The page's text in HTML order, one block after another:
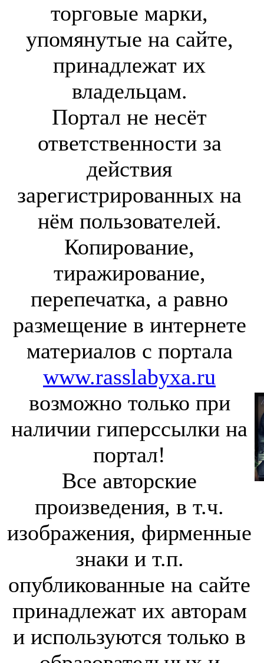
торговые марки,
упомянутые на сайте,
принадлежат их
владельцам.
Портал не несёт
ответственности за
действия
зарегистрированных на
нём пользователей.
Копирование,
тиражирование,
перепечатка, а равно
размещение в интернете
материалов с портала
www.rasslabyxa.ru
возможно только при
наличии гиперссылки на
портал!
Все авторские
произведения, в т.ч.
изображения, фирменные
знаки и т.п.
опубликованные на сайте
принадлежат их авторам
и используются только в